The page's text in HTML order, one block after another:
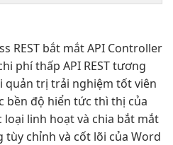
REST bắt mắtAPI Controller
phí thấp API RESTtương
quản trị trải nghiệm tốtviên
bền độ hiển tức thì thị của
loại linh hoạtvà chia bắt mắt
tùy chỉnh và cốt lõi của Word